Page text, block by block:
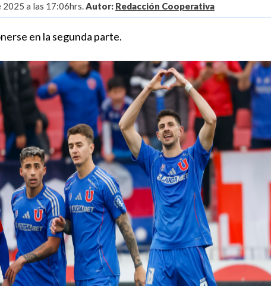
2025 a las 17:06hrs.Autor: Redacción Cooperativa
en la segunda parte.